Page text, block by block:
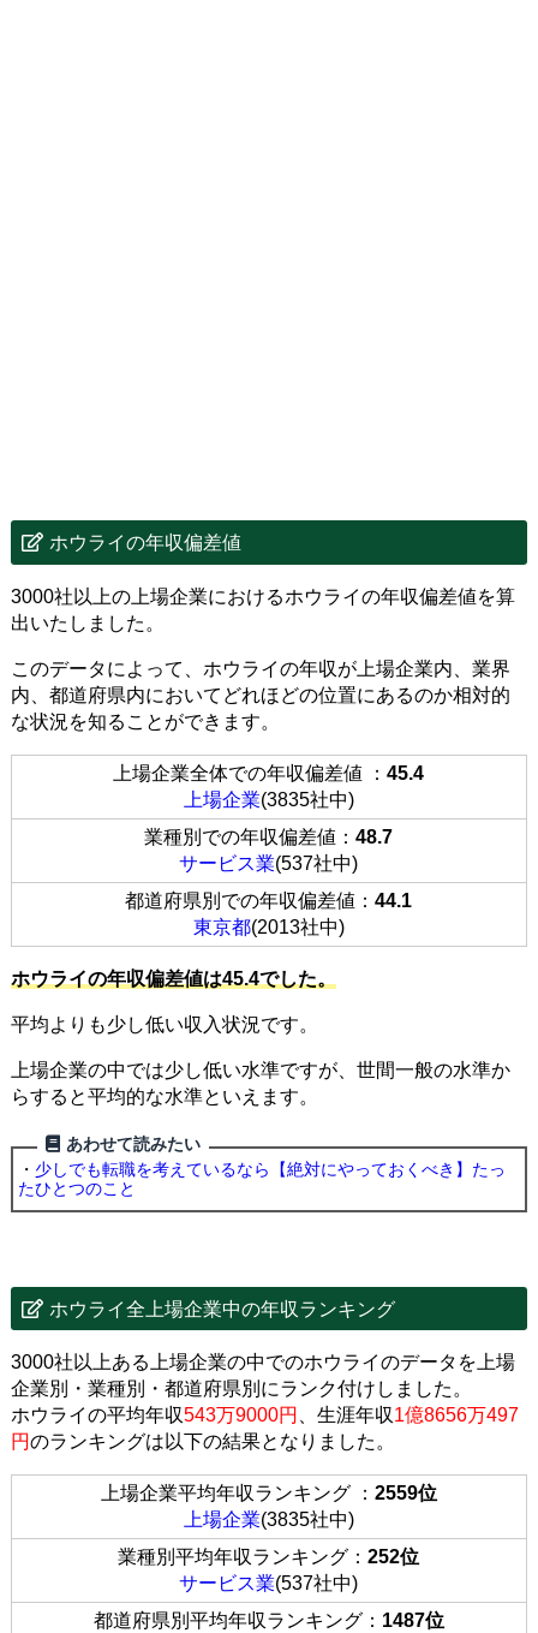
ホウライの年収偏差値
3000社以上の上場企業におけるホウライの年収偏差値を算
出いたしました。
このデータによって、ホウライの年収が上場企業内、業界
内、都道府県内においてどれほどの位置にあるのか相対的
な状況を知ることができます。
上場企業全体での年収偏差値 ：45.4
上場企業(3835社中)
業種別での年収偏差値：48.7
サービス業(537社中)
都道府県別での年収偏差値：44.1
東京都(2013社中)
ホウライの年収偏差値は45.4でした。
平均よりも少し低い収入状況です。
上場企業の中では少し低い水準ですが、世間一般の水準か
らすると平均的な水準といえます。
あわせて読みたい
・ 少しでも転職を考えているなら【絶対にやっておくべき】たっ
たひとつのこと
ホウライ全上場企業中の年収ランキング
3000社以上ある上場企業の中でのホウライのデータを上場
企業別・業種別・都道府県別にランク付けしました。
ホウライの平均年収543万9000円 、生涯年収1億8656万497
円のランキングは以下の結果となりました。
上場企業平均年収ランキング ： 2559位
上場企業(3835社中)
業種別平均年収ランキング：252位
サービス業(537社中)
都道府県別平均年収ランキング： 1487位